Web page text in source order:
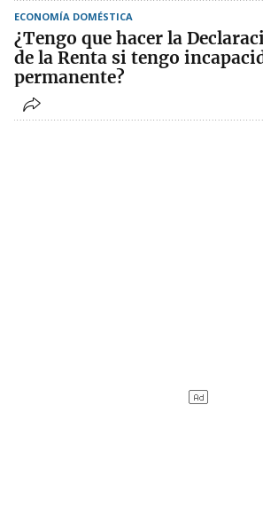
ECONOMÍA DOMÉSTICA
¿Tengo que hacer la
de la Renta si tengo
permanente?